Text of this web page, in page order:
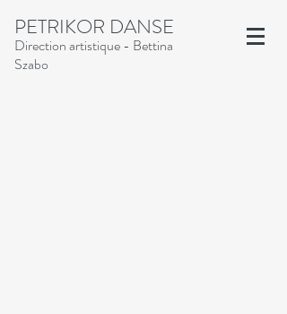
PETRIKOR DANSE
Direction artistique - Bettina
Szabo